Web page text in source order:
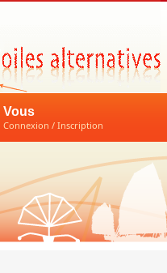
Vous
Connexion / Inscription